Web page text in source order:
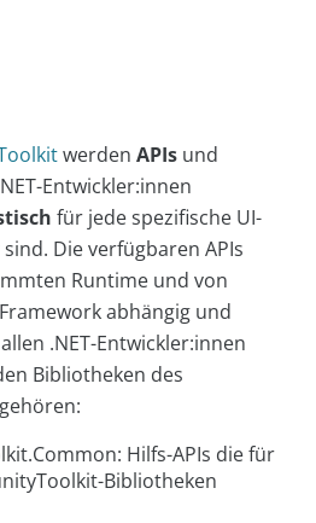
werden APIs und
Entwickler:innen
für jede spezifische UI-
Die verfügbaren APIs
Runtime und von
abhängig und
.NET-Entwickler:innen
Bibliotheken des
Hilfs-APIs die für
Bibliotheken